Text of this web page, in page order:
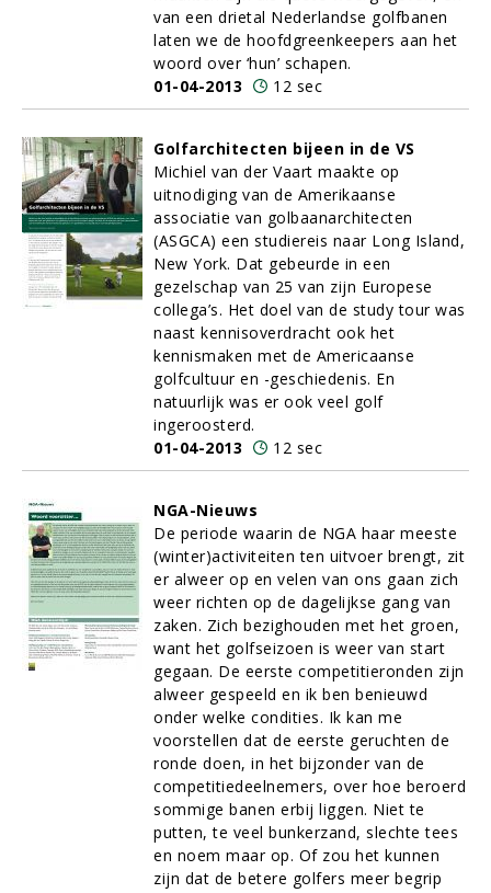
van een drietal Nederlandse golfbanen
laten we de hoofdgreenkeepers aan het
woord over ‘hun’ schapen.
01-04-2013
12 sec
Golfarchitecten bijeen in de VS
Michiel van der Vaart maakte op
uitnodiging van de Amerikaanse
associatie van golbaanarchitecten
(ASGCA) een studiereis naar Long Island,
New York. Dat gebeurde in een
gezelschap van 25 van zijn Europese
collega’s. Het doel van de study tour was
naast kennisoverdracht ook het
kennismaken met de Americaanse
golfcultuur en -geschiedenis. En
natuurlijk was er ook veel golf
ingeroosterd.
01-04-2013
12 sec
NGA-Nieuws
De periode waarin de NGA haar meeste
(winter)activiteiten ten uitvoer brengt, zit
er alweer op en velen van ons gaan zich
weer richten op de dagelijkse gang van
zaken. Zich bezighouden met het groen,
want het golfseizoen is weer van start
gegaan. De eerste competitieronden zijn
alweer gespeeld en ik ben benieuwd
onder welke condities. Ik kan me
voorstellen dat de eerste geruchten de
ronde doen, in het bijzonder van de
competitiedeelnemers, over hoe beroerd
sommige banen erbij liggen. Niet te
putten, te veel bunkerzand, slechte tees
en noem maar op. Of zou het kunnen
zijn dat de betere golfers meer begrip